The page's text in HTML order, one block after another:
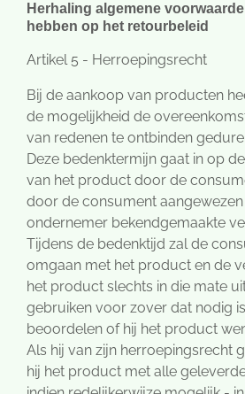
Herhaling algemene
hebben op het retourbeleid
Artikel 5 - Herroepingsrecht
Bij de aankoop van producten
de mogelijkheid de
van redenen te ontbinden
Deze bedenktermijn gaat in op
van het product door de
door de consument aangewezen
ondernemer bekendgemaakte
Tijdens de bedenktijd zal de
omgaan met het product en de
het product slechts in die mate
gebruiken voor zover dat nodig
beoordelen of hij het product
Als hij van zijn herroepingsrecht
hij het product met alle